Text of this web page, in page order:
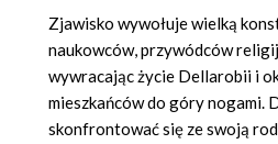
Zjawisko wywołuje wielką
naukowców, przywódców
wywracając życie Dellarobii i
mieszkańców do góry nogami.
skonfrontować się ze swoją